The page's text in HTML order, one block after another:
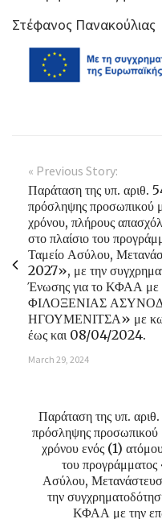
Στέφανος Πανακούλιας
« Previous Story:
Παράταση της υπ.
πρόσληψης προσωπικού
χρόνου, πλήρους
στο πλαίσιο του
Ταμείο Ασύλου,
2027», με την
Ένωσης για το ΚΦΑΑ
ΦΙΛΟΞΕΝΙΑΣ
ΗΓΟΥΜΕΝΙΤΣΑ» με
έως και 08/04/2024.
March 29, 2024
Παράταση της υπ.
πρόσληψης προσωπικού
χρόνου ενός (1)
του
Ασύλου,
την
ΚΦΑΑ με την